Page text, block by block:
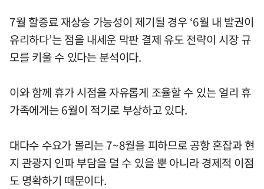
7월 할증료 재상승 가능성이 제기될 경우 ‘6월 내 발권이
유리하다’는 점을 내세운 막판 결제 유도 전략이 시장 규
모를 키울 수 있다는 분석이다.
이와 함께 휴가 시점을 자유롭게 조율할 수 있는 얼리 휴
가족에게는 6월이 적기로 부상하고 있다.
대다수 수요가 몰리는 7~8월을 피하므로 공항 혼잡과 현
지 관광지 인파 부담을 덜 수 있을 뿐 아니라 경제적 이점
도 명확하기 때문이다.